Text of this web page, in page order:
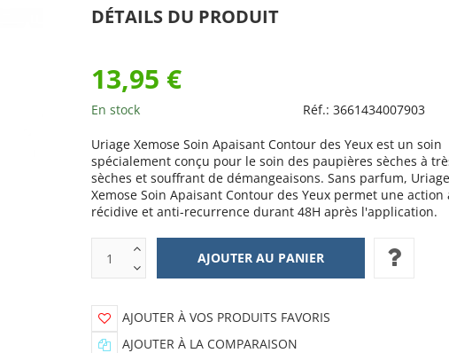
DÉTAILS DU PRODUIT
13,95 €
En stock Réf.: 3661434007903
Uriage Xemose Soin Apaisant Contour des Yeux est un soin
spécialement conçu pour le soin des paupières sèches à
sèches et souffrant de démangeaisons. Sans parfum, Uriage
Xemose Soin Apaisant Contour des Yeux permet une action
récidive et anti-recurrence durant 48H après l'application.
AJOUTER À VOS PRODUITS FAVORIS
AJOUTER À LA COMPARAISON